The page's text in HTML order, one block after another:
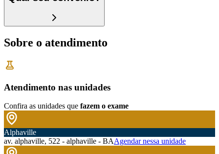
Sobre o atendimento
Atendimento nas unidades
Confira as unidades que fazem o exame
Alphaville
av. alphaville, 522 - alphaville - BAAgendar nessa unidade